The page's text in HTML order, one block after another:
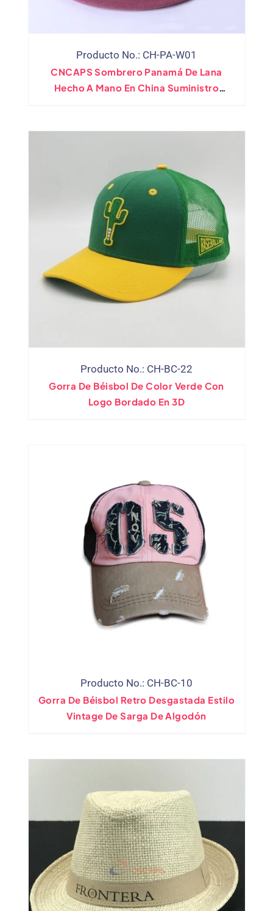
Producto No.: CH-PA-W01
CNCAPS Sombrero Panamá De Lana
Hecho A Mano En China Suministro
Producto No.: CH-BC-22
Gorra De Béisbol De Color Verde Con
Logo Bordado En 3D
Producto No.: CH-BC-10
Gorra De Béisbol Retro Desgastada Estilo
Vintage De Sarga De Algodón